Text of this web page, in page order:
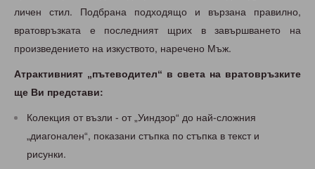
личен стил. Подбрана подходящо и вързана правилно,
вратовръзката е последният щрих в завършването на
произведението на изкуството, наречено Мъж.
Атрактивният „пътеводител“ в света на вратовръзките
ще Ви представи:
Колекция от възли - от „Уиндзор“ до най-сложния
„диагонален“, показани стъпка по стъпка в текст и
рисунки.